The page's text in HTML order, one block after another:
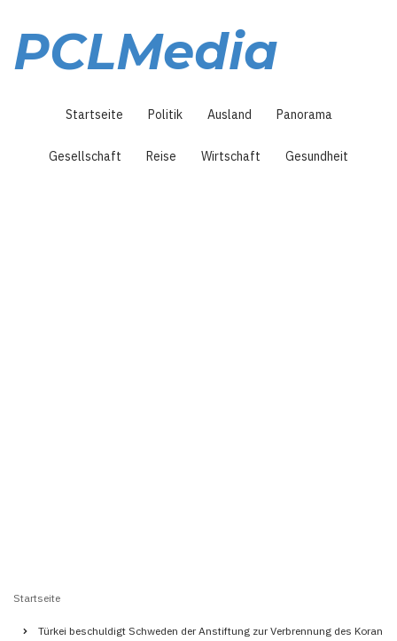
Inhalt
PCLMedia
Startseite Politik Ausland Panorama
Gesellschaft Reise Wirtschaft Gesundheit
Startseite
Türkei beschuldigt Schweden der Anstiftung zur Verbrennung des Koran